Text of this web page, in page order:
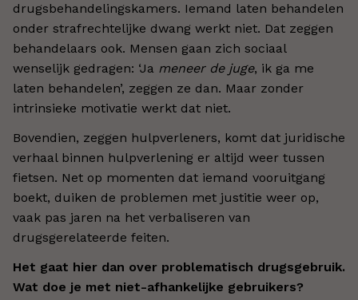
drugsbehandelingskamers. Iemand laten behandelen
onder strafrechtelijke dwang werkt niet. Dat zeggen
behandelaars ook. Mensen gaan zich sociaal
wenselijk gedragen: ‘Ja meneer de juge, ik ga me
laten behandelen’, zeggen ze dan. Maar zonder
intrinsieke motivatie werkt dat niet.
Bovendien, zeggen hulpverleners, komt dat juridische
verhaal binnen hulpverlening er altijd weer tussen
fietsen. Net op momenten dat iemand vooruitgang
boekt, duiken de problemen met justitie weer op,
vaak pas jaren na het verbaliseren van
drugsgerelateerde feiten.
Het gaat hier dan over problematisch drugsgebruik.
Wat doe je met niet-afhankelijke gebruikers?